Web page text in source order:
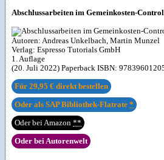
Abschlussarbeiten im Gemeinkosten-
Autoren:Andreas Unkelbach,Martin Munzel
Verlag:Espresso Tutorials GmbH
1. Auflage
(20. Juli 2022) Paperback ISBN:
Für29,95 € direkt bestellen
Oder als SAP Bibliothek-Flatrate*
Oder bei Amazon**
Oder bei Autorenwelt